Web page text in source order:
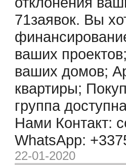
71заявок. Вы
ваших
ваших домов;
квартиры;
группа
Нами Контакт:
WhatsApp:
22-01-2020